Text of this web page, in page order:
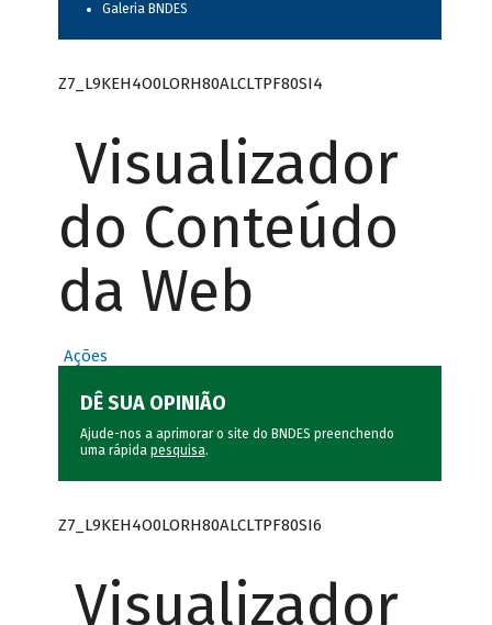
Galeria BNDES
Z7_L9KEH4O0LORH80ALCLTPF80SI4
Visualizador
do Conteúdo
da Web
Ações
DÊ SUA OPINIÃO
Ajude-nos a aprimorar o site do BNDES preenchendo
uma rápida pesquisa.
Z7_L9KEH4O0LORH80ALCLTPF80SI6
Visualizador